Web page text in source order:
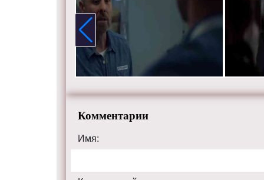
Комментарии
Имя: